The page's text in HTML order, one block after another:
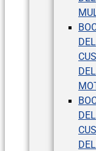
DEL
DEL
DEL